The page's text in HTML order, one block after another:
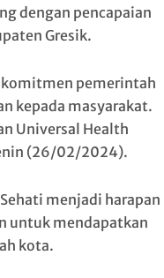
dengan pencapaian
Gresik.
pemerintah
kepada masyarakat.
Universal Health
(26/02/2024).
menjadi harapan
untuk mendapatkan
kota.